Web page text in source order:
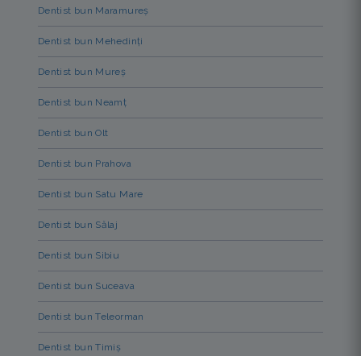
Dentist bun Maramureș
Dentist bun Mehedinți
Dentist bun Mureș
Dentist bun Neamț
Dentist bun Olt
Dentist bun Prahova
Dentist bun Satu Mare
Dentist bun Sălaj
Dentist bun Sibiu
Dentist bun Suceava
Dentist bun Teleorman
Dentist bun Timiș